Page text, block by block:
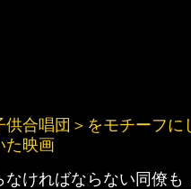
合唱団＞をモチーフ
た映画
ければならない同僚